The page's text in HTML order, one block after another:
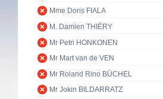
Mme Doris FIALA
M. Damien THIÉRY
Mr Petri HONKONEN
Mr Mart van de VEN
Mr Roland Rino BÜCHEL
Mr Jokin BILDARRATZ